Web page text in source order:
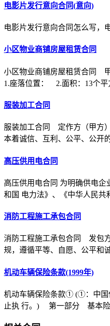
电影片发行意向合同(意向)
电影片发行意向合同怎么写，
小区物业商铺房屋租赁合同
小区物业商铺房屋租赁合同
1.座落位置： 2.面积：13个
服装加工合同
服装加工合同 定作方（甲方
本着诚信、互利、公平、公开
高压供用电合同
高压供用电合同 为明确供电
和国 电力法》、《中华人民共
消防工程施工承包合同
消防工程施工承包合同 发包
规，遵循平等、自愿、公平和
机动车辆保险条款(1999年)
机动车辆保险条款① (①：中国
止执 行。) 第一部分 基本险